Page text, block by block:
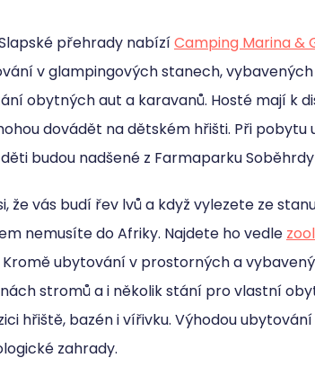
přehrady nabízíCamping Marina &
v glampingových stanech,
obytných aut a karavanů. Hosté mají k
dovádět na dětském hřišti. Při
budou nadšené z Farmaparku
že vás budí řev lvů a když vylezete ze
nemusíte do Afriky. Najdete ho vedle
ubytování v prostorných a
stromů a i několik stání pro vlastní
hřiště, bazén i vířivku. Výhodou
zahrady.